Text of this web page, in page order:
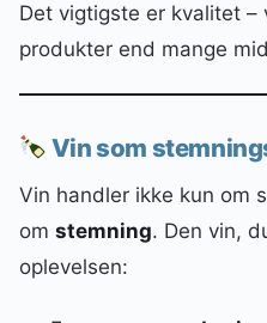
Det vigtigste er kvalitet
produkter end mange
Vin som
Vin handler ikke kun om
om stemning. Den vin,
oplevelsen: